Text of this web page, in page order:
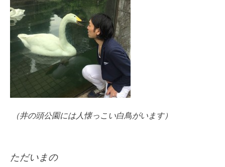
（井の頭公園には人懐っこい白鳥がいます）
ただいまの